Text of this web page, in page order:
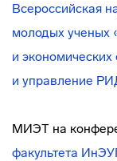
Всероссийская
молодых ученых
и
и управление
МИЭТ на
факультета